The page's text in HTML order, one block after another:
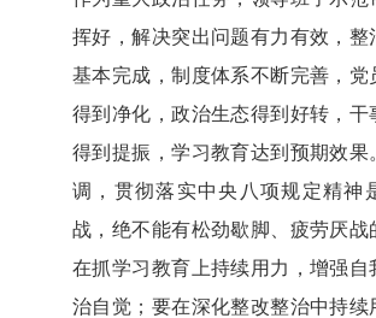
挥好，解决突出问题有力有效，整
基本完成，制度体系不断完善，党
得到净化，政治生态得到好转，干
得到提振，学习教育达到预期效果
调，贯彻落实中央八项规定精神
战，绝不能有松劲歇脚、疲劳厌战
在抓学习教育上持续用力，增强自
治自觉；要在深化整改整治中持续